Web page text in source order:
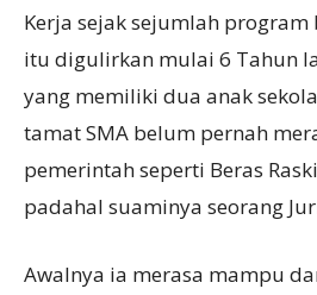
Kerja sejak sejumlah
itu digulirkan mulai 6 Tahun
yang memiliki dua anak
tamat SMA belum pernah
pemerintah seperti Beras
padahal suaminya seorang
Awalnya ia merasa mampu